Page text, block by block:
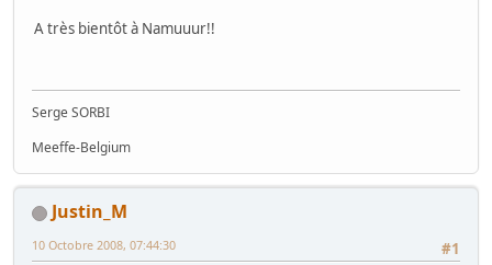
A très bientôt à Namuuur!!
Serge SORBI
Meeffe-Belgium
Justin_M
#1
10 Octobre 2008, 07:44:30